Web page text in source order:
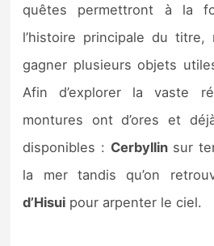
quêtes permettront à la
l’histoire principale du titre,
gagner plusieurs objets
Afin d’explorer la vaste
montures ont d’ores et
disponibles : Cerbyllinsur
la mer tandis qu’on
d’Hisui pour arpenter le ciel.